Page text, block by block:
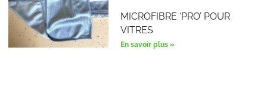
MICROFIBRE ‘PRO’ POUR
VITRES
En savoir plus »